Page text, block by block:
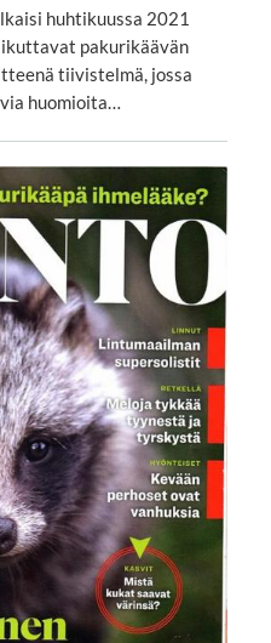
huhtikuussa 2021
pakurikäävän
tiivistelmä, jossa
huomioita…